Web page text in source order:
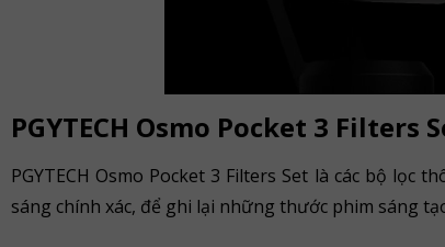
PGYTECH Osmo Pocket 3 Filters
PGYTECH Osmo Pocket 3 Filters Set là các bộ lọc
sáng chính xác, để ghi lại những thước phim sáng